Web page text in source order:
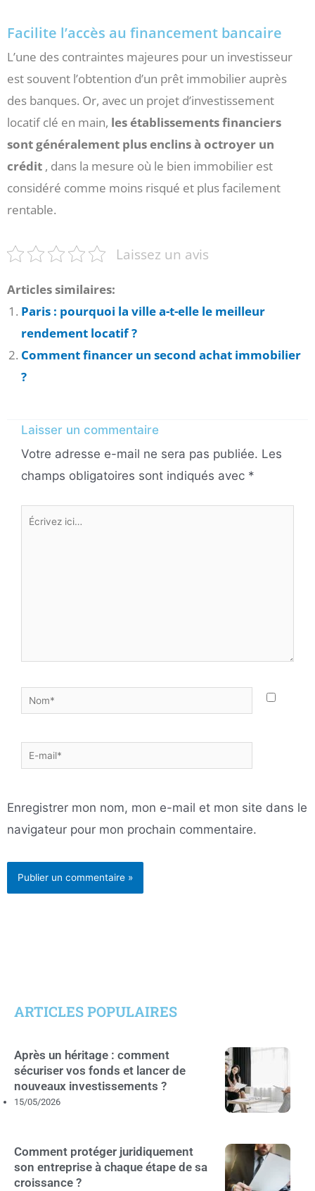
Facilite l’accès au financement bancaire
L’une des contraintes majeures pour un investisseur
est souvent l’obtention d’un prêt immobilier auprès
des banques. Or, avec un projet d’investissement
locatif clé en main, les établissements financiers
sont généralement plus enclins à octroyer un
crédit , dans la mesure où le bien immobilier est
considéré comme moins risqué et plus facilement
rentable.
Laissez un avis
Articles similaires:
Paris : pourquoi la ville a-t-elle le meilleur
rendement locatif ?
Comment financer un second achat immobilier
?
Laisser un commentaire
Votre adresse e-mail ne sera pas publiée. Les
champs obligatoires sont indiqués avec *
Écrivez
Nom*
E-
mail*
Enregistrer mon nom, mon e-mail et mon site dans le
navigateur pour mon prochain commentaire.
ARTICLES POPULAIRES
Après un héritage : comment
sécuriser vos fonds et lancer de
nouveaux investissements ?
15/05/2026
Comment protéger juridiquement
son entreprise à chaque étape de sa
croissance ?